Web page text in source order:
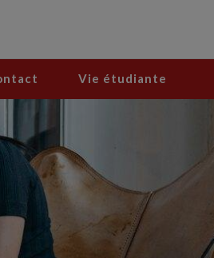
Vie étudiante